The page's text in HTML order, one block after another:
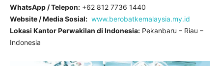
WhatsApp / Telepon: +62 812 7736 1440
Website / Media Sosial: www.berobatkemalaysia.my.id
Lokasi Kantor Perwakilan di Indonesia: Pekanbaru – Riau –
Indonesia